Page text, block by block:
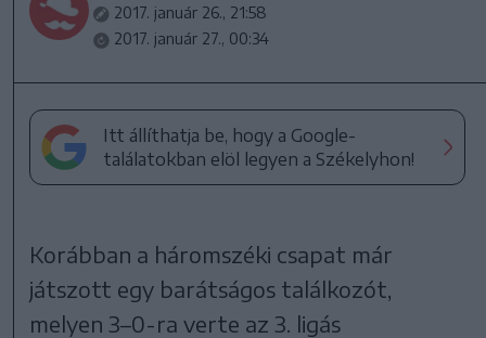
2017. január 26., 21:58
2017. január 27., 00:34
Itt állíthatja be, hogy a Google-
találatokban elöl legyen a Székelyhon!
Korábban a háromszéki csapat már
játszott egy barátságos találkozót,
melyen 3–0-ra verte az 3. ligás